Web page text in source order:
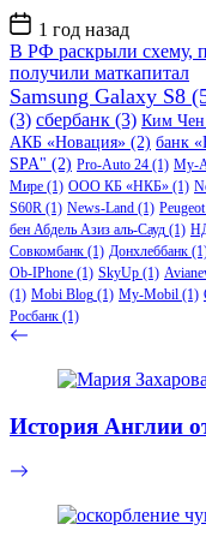
Дата
записи
1 год назад
В РФ раскрыли схему,
получили маткапитал
Samsung Galaxy S8
(3) сбербанк (3) Ким
АКБ «Новация» (2) банк
SPA" (2) Pro-Auto 24 (1) My-
Мире (1) ООО КБ «НКБ» (1)
S60R (1) News-Land (1)
бен Абдель Азиз аль-Сауд (1)
Совкомбанк (1) Донхлеббанк
Ob-IPhone (1) SkyUp (1)
(1) Mobi Blog (1) My-Mobil (1)
Росбанк (1)
История Англии